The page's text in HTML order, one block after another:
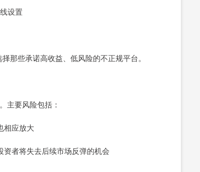
设置
那些承诺高收益、低风险的不正规平台。
主要风险包括：
相应放大
者将失去后续市场反弹的机会